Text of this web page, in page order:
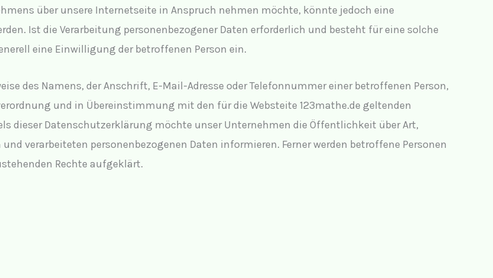
über unsere Internetseite in Anspruch nehmen möchte, könnte jedoch eine
Ist die Verarbeitung personenbezogener Daten erforderlich und besteht für eine solche
eine Einwilligung der betroffenen Person ein.
des Namens, der Anschrift, E-Mail-Adresse oder Telefonnummer einer betroffenen Person,
und in Übereinstimmung mit den für die Websteite 123mathe.de geltenden
dieser Datenschutzerklärung möchte unser Unternehmen die Öffentlichkeit über Art,
verarbeiteten personenbezogenen Daten informieren. Ferner werden betroffene Personen
Rechte aufgeklärt.